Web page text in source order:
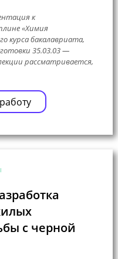
к
«Химия
курса бакалавриата,
35.03.03 —
рассматривается,
с черной